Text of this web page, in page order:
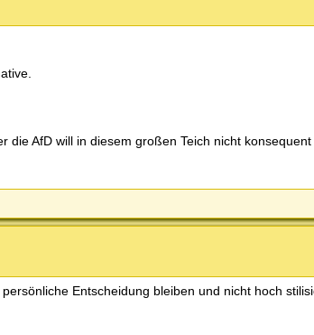
AfD will in diesem großen Teich nicht konsequent
Entscheidung bleiben und nicht hoch